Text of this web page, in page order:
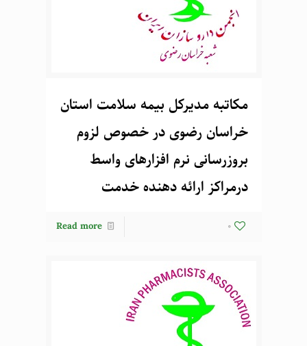
مکاتبه مدیرکل بیمه سلامت استان
خراسان رضوی در خصوص لزوم
بروزرسانی نرم افزارهای واسط
درمراکز ارائه دهنده خدمت
0
Read more